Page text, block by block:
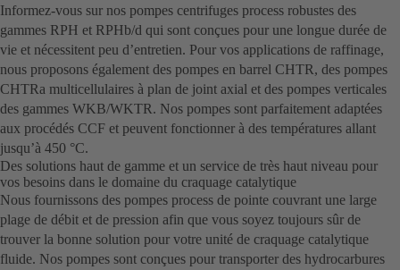
Informez-vous sur nos pompes centrifuges process robustes des
gammes RPH et RPHb/d qui sont conçues pour une longue durée de
vie et nécessitent peu d’entretien. Pour vos applications de raffinage,
nous proposons également des pompes en barrel CHTR, des pompes
CHTRa multicellulaires à plan de joint axial et des pompes verticales
des gammes WKB/WKTR. Nos pompes sont parfaitement adaptées
aux procédés CCF et peuvent fonctionner à des températures allant
jusqu’à 450 °C.
Des solutions haut de gamme et un service de très haut niveau pour
vos besoins dans le domaine du craquage catalytique
Nous fournissons des pompes process de pointe couvrant une large
plage de débit et de pression afin que vous soyez toujours sûr de
trouver la bonne solution pour votre unité de craquage catalytique
fluide. Nos pompes sont conçues pour transporter des hydrocarbures